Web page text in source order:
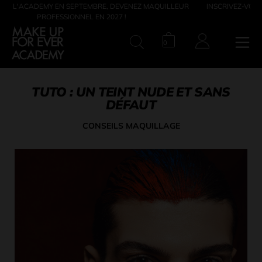
DEVENEZ MAQUILLEUR
INSCRIVEZ-VOUS À NOTRE SOIRÉE PORTES
Panier. Le
0
TUTO : UN TEINT NUDE ET SANS
DÉFAUT
CONSEILS MAQUILLAGE